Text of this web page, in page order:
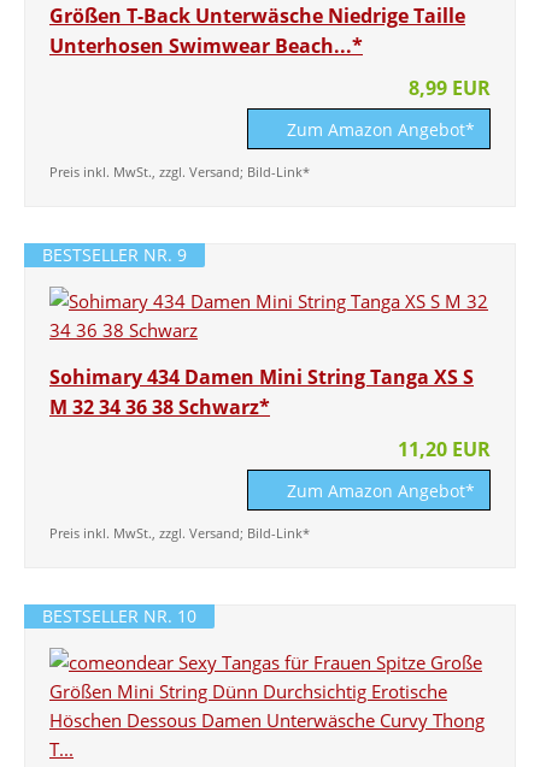
Größen T-Back Unterwäsche Niedrige Taille
Unterhosen Swimwear Beach...*
8,99 EUR
Zum Amazon Angebot*
Preis inkl. MwSt., zzgl. Versand; Bild-Link*
BESTSELLER NR. 9
Sohimary 434 Damen Mini String Tanga XS S
M 32 34 36 38 Schwarz*
11,20 EUR
Zum Amazon Angebot*
Preis inkl. MwSt., zzgl. Versand; Bild-Link*
BESTSELLER NR. 10